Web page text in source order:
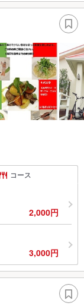
コース
2,000円
3,000円